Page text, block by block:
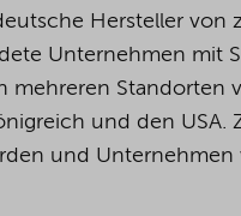
Hersteller von
Unternehmen mit
mehreren Standorten
und den
und Unternehmen